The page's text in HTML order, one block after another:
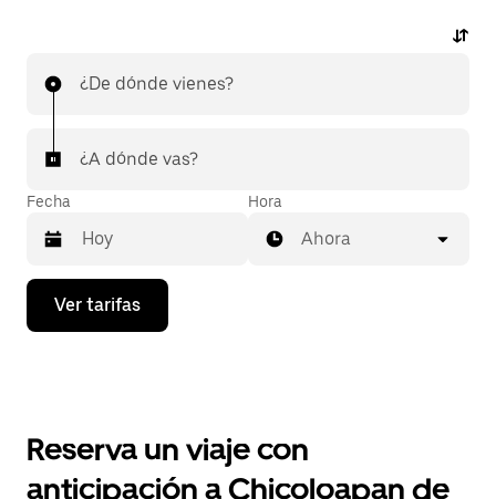
¿De dónde vienes?
¿A dónde vas?
Fecha
Presiona
flecha
el
y
Hora
Ahora
Ver tarifas
Reserva un viaje con
anticipación a Chicoloapan de